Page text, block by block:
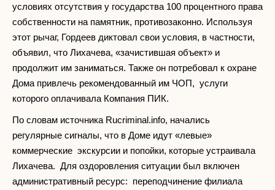
условиях отсутствия у государства 100 процентного права
собственности на памятник, противозаконно. Используя
этот рычаг, Гордеев диктовал свои условия, в частности,
объявил, что Лихачева, «зачистившая объект» и
продолжит им заниматься. Также он потребовал к охране
Дома привлечь рекомендованный им ЧОП, услуги
которого оплачивала Компания ПИК.
По словам источника Rucriminal.info, начались
регулярные сигналы, что в Доме идут «левые»
коммерческие экскурсии и попойки, которые устраивала
Лихачева. Для оздоровления ситуации был включен
административный ресурс: переподчинение филиала